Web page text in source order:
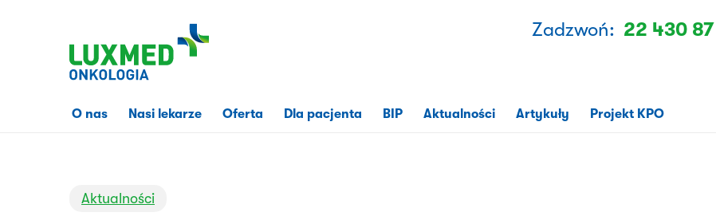
Zadzwoń: 22 430
O nas Nasi lekarze Oferta Dla pacjenta BIP Aktualności Artykuły Projekt KPO
Aktualności